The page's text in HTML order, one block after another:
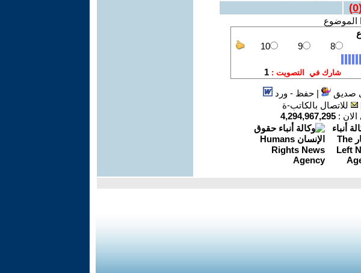
0
)
الموضوع
صديق |حفظ - ورد
للاتصال بالكاتب-ة
:
4,294,967,295